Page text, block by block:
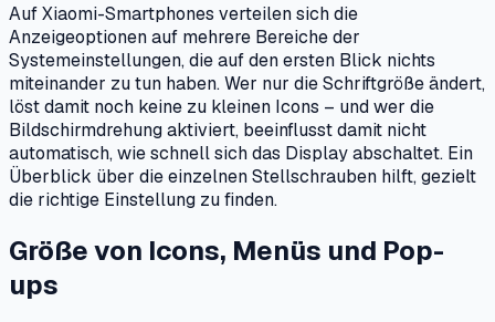
Auf Xiaomi-Smartphones verteilen sich die
Anzeigeoptionen auf mehrere Bereiche der
Systemeinstellungen, die auf den ersten Blick nichts
miteinander zu tun haben. Wer nur die Schriftgröße ändert,
löst damit noch keine zu kleinen Icons – und wer die
Bildschirmdrehung aktiviert, beeinflusst damit nicht
automatisch, wie schnell sich das Display abschaltet. Ein
Überblick über die einzelnen Stellschrauben hilft, gezielt
die richtige Einstellung zu finden.
Größe von Icons, Menüs und Pop-
ups